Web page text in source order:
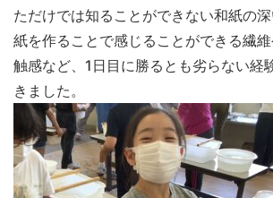
ただけでは知ることができない和紙の
紙を作ることで感じることができる繊
触感など、1日目に勝るとも劣らない経
きました。